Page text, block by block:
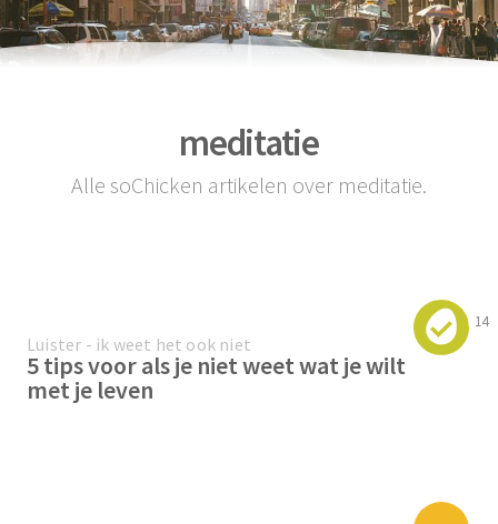
meditatie
Alle soChicken artikelen over meditatie.
14
Luister - ik weet het ook niet
5 tips voor als je niet weet wat je wilt
met je leven